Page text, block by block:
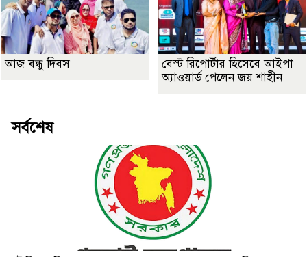
আজ বন্ধু দিবস
বেস্ট রিপোর্টার হিসেবে আইপা
অ্যাওয়ার্ড পেলেন জয় শাহীন
সর্বশেষ